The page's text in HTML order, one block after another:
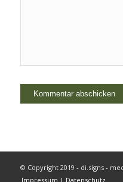
© Copyright 2019 - di.signs -
Impressum | Datenschutz